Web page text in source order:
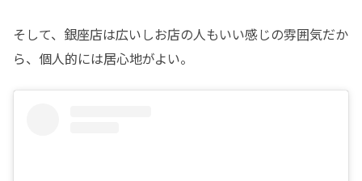
そして、銀座店は広いしお店の人もいい感じの雰囲気だか
ら、個人的には居心地がよい。